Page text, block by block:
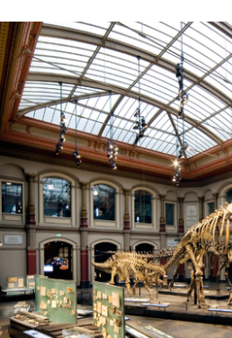
Image
gallery